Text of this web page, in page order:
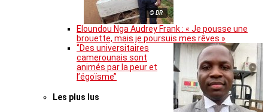
© DR
Eloundou Nga Audrey Frank : « Je pousse une
brouette, mais je poursuis mes rêves »
‘’Des universitaires
camerounais sont
animés par la peur et
l’égoïsme’’
Les plus lus